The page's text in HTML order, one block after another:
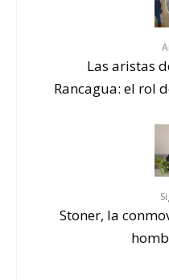
Las aristas
Rancagua: el rol
Stoner, la